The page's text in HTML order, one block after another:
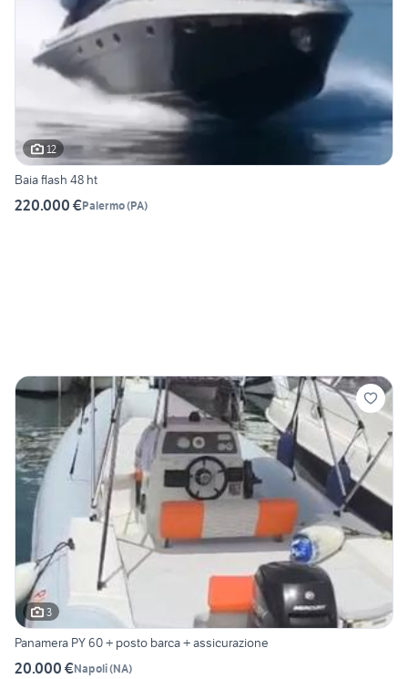
12
Baia flash 48 ht
220.000 €Palermo(PA)
3
Panamera PY 60 + posto barca + assicurazione
20.000 €Napoli(NA)